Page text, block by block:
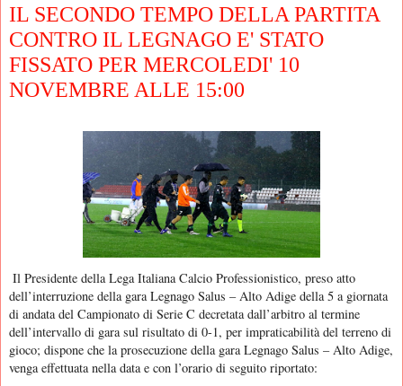
IL SECONDO TEMPO DELLA PARTITA
CONTRO IL LEGNAGO E' STATO
FISSATO PER MERCOLEDI' 10
NOVEMBRE ALLE 15:00
Il Presidente della Lega Italiana Calcio Professionistico, preso atto
dell’interruzione della gara Legnago Salus – Alto Adige della 5 a giornata
di andata del Campionato di Serie C decretata dall’arbitro al termine
dell’intervallo di gara sul risultato di 0-1, per impraticabilità del terreno di
gioco; dispone che la prosecuzione della gara Legnago Salus – Alto Adige,
venga effettuata nella data e con l’orario di seguito riportato: